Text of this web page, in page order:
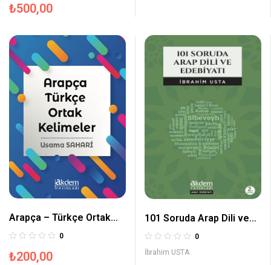
₺500,00
Arapça – Türkçe Ortak
Kelimeler
0
₺200,00
101 Soruda Arap Dili ve
Edebiyatı
0
İbrahim USTA